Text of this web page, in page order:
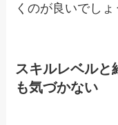
くのが良いでしょ
スキルレベルと
も気づかない